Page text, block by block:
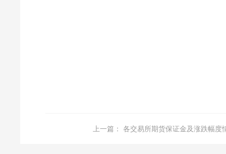
上一篇： 各交易所期货保证金及涨跌幅度